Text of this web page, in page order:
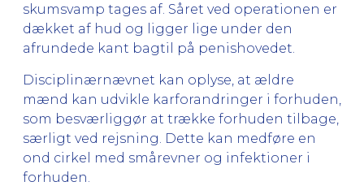
skumsvamp tages af. Såret ved operationen er
dækket af hud og ligger lige under den
afrundede kant bagtil på penishovedet.
Disciplinærnævnet kan oplyse, at ældre
mænd kan udvikle karforandringer i forhuden,
som besværliggør at trække forhuden tilbage,
særligt ved rejsning. Dette kan medføre en
ond cirkel med smårevner og infektioner i
forhuden.